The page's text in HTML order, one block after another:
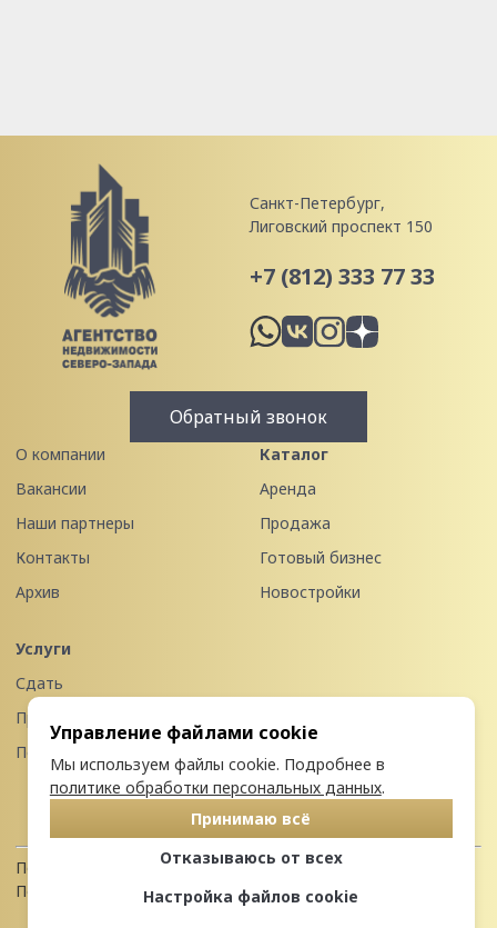
Санкт-Петербург,
Лиговский проспект 150
+7 (812) 333 77 33
Обратный звонок
О компании
Вакансии
Наши партнеры
Контакты
Архив
Каталог
Аренда
Продажа
Готовый бизнес
Новостройки
Услуги
Сдать
Продать
Передать в управление
Политика конфиденциальности
Пользовательское соглашение
Управление файлами cookie
Мы используем файлы cookie. Подробнее в
политике обработки персональных данных.
Принимаю всё
Отказываюсь от всех
Настройка файлов cookie